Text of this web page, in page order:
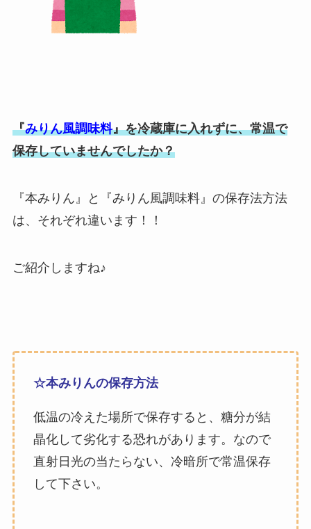
『みりん風調味料』を冷蔵庫に入れずに、常温で
保存していませんでしたか？
『本みりん』と『みりん風調味料』の保存法方法
は、それぞれ違います！！
ご紹介しますね♪
☆本みりんの保存方法
低温の冷えた場所で保存すると、糖分が結
晶化して劣化する恐れがあります。なので
直射日光の当たらない、冷暗所で常温保存
して下さい。